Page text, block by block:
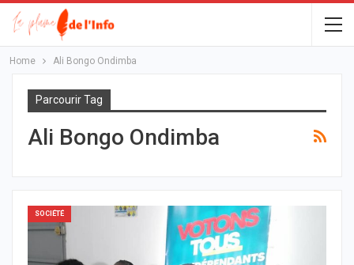
Home Ali Bongo Ondimba
Parcourir Tag
Ali Bongo Ondimba
SOCIÉTÉ